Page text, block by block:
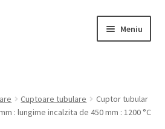
Meniu
Cuptoare tubulare
Cuptor tubular
: lungime incalzita de 450 mm : 1200 °C